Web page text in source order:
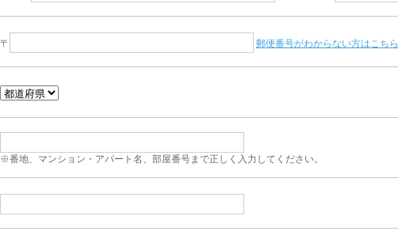
〒 郵便番号がわからない方はこちら
※番地、マンション・アパート名、部屋番号まで正しく入力してください。